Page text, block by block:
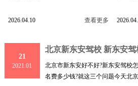
2026.04.10 查看更多
21
2021.01
北京新东安驾校 新东安
北京市新东安好不好?新东安驾校
名费多少钱?就这三个问题今天北